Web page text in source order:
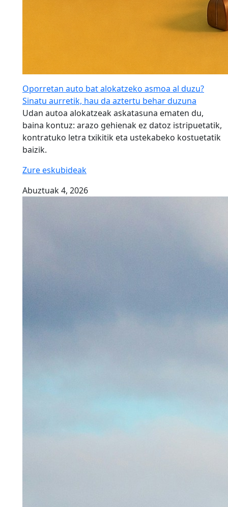
Oporretan auto bat alokatzeko asmoa al duzu?
Sinatu aurretik, hau da aztertu behar duzuna
Udan autoa alokatzeak askatasuna ematen du,
baina kontuz: arazo gehienak ez datoz istripuetatik,
kontratuko letra txikitik eta ustekabeko kostuetatik
baizik.
Zure eskubideak
Abuztuak 4, 2026